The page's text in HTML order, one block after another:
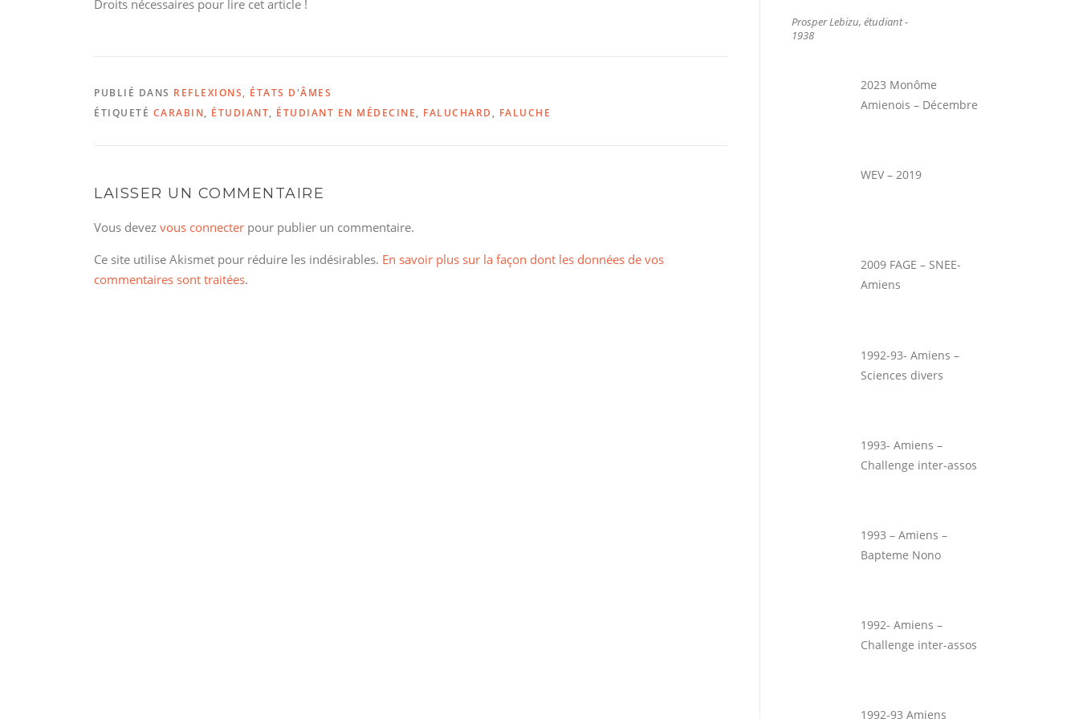
Droits nécessaires pour lire cet article !
PUBLIÉ DANS REFLEXIONS, ÉTATS D'ÂMES
ÉTIQUETÉ CARABIN, ÉTUDIANT, ÉTUDIANT EN MÉDECINE, FALUCHARD , FALUCHE
LAISSER UN COMMENTAIRE
Vous devez vous connecter pour publier un commentaire.
Ce site utilise Akismet pour réduire les indésirables. En savoir plus sur la façon dont les données de vos
commentaires sont traitées.
Prosper Lebizu, étudiant -
1938
2023 Monôme
Amienois – Décembre
WEV – 2019
2009 FAGE – SNEE-
Amiens
1992-93- Amiens –
Sciences divers
1993- Amiens –
Challenge inter-assos
1993 – Amiens –
Bapteme Nono
1992- Amiens –
Challenge inter-assos
1992-93 Amiens